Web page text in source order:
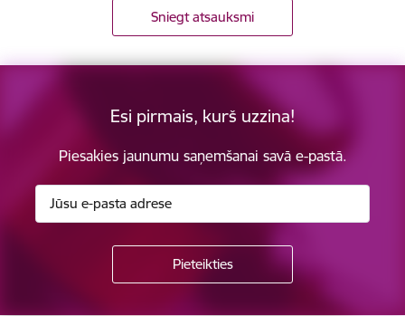
Sniegt atsauksmi
Esi pirmais, kurš uzzina!
Piesakies jaunumu saņemšanai savā e-pastā.